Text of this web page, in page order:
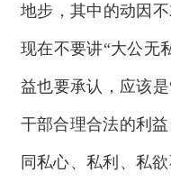
地步，其中的动因
现在不要讲“大公无
益也要承认，应该
干部合理合法的利
同私心、私利、私